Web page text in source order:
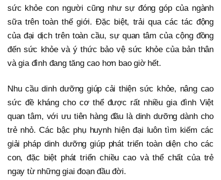
sức khỏe con người cũng như sự đóng góp của ngành
sữa trên toàn thế giới. Đặc biệt, trải qua các tác động
của đại dịch trên toàn cầu, sự quan tâm của cộng đồng
đến sức khỏe và ý thức bảo vệ sức khỏe của bản thân
và gia đình đang tăng cao hơn bao giờ hết.
Nhu cầu dinh dưỡng giúp cải thiện sức khỏe, nâng cao
sức đề kháng cho cơ thể được rất nhiều gia đình Việt
quan tâm, với ưu tiên hàng đầu là dinh dưỡng dành cho
trẻ nhỏ. Các bậc phụ huynh hiện đại luôn tìm kiếm các
giải pháp dinh dưỡng giúp phát triển toàn diện cho các
con, đặc biệt phát triển chiều cao và thể chất của trẻ
ngay từ những giai đoạn đầu đời.